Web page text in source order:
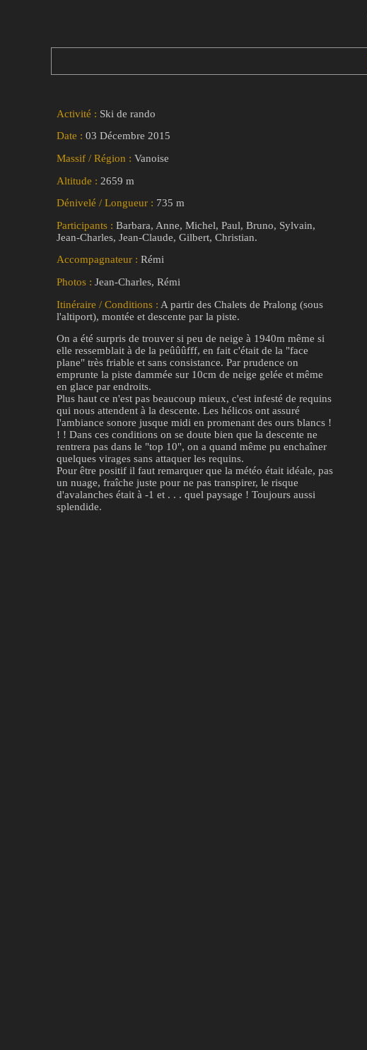
Activité : Ski de rando
Date : 03 Décembre 2015
Massif / Région : Vanoise
Altitude : 2659 m
Dénivelé / Longueur : 735 m
Participants : Barbara, Anne, Michel, Paul, Bruno, Sylvain,
Jean-Charles, Jean-Claude, Gilbert, Christian.
Accompagnateur : Rémi
Photos : Jean-Charles, Rémi
Itinéraire / Conditions : A partir des Chalets de Pralong (sous
l'altiport), montée et descente par la piste.
On a été surpris de trouver si peu de neige à 1940m même si
elle ressemblait à de la peûûûfff, en fait c'était de la "face
plane" très friable et sans consistance. Par prudence on
emprunte la piste dammée sur 10cm de neige gelée et même
en glace par endroits.
Plus haut ce n'est pas beaucoup mieux, c'est infesté de requins
qui nous attendent à la descente. Les hélicos ont assuré
l'ambiance sonore jusque midi en promenant des ours blancs !
! ! Dans ces conditions on se doute bien que la descente ne
rentrera pas dans le "top 10", on a quand même pu enchaîner
quelques virages sans attaquer les requins.
Pour être positif il faut remarquer que la météo était idéale, pas
un nuage, fraîche juste pour ne pas transpirer, le risque
d'avalanches était à -1 et . . . quel paysage ! Toujours aussi
splendide.